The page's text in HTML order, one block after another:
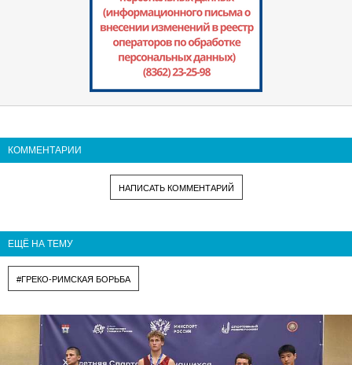
КОММЕНТАРИИ
НАПИСАТЬ КОММЕНТАРИЙ
ЕЩЁ НА ТЕМУ
#ГРЕКО-РИМСКАЯ БОРЬБА